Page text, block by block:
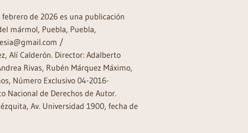
febrero de 2026 es una publicación
mármol, Puebla, Puebla,
/
Alí Calderón. Director: Adalberto
Rivas, Rubén Márquez Máximo,
Número Exclusivo 04-2016-
Nacional de Derechos de Autor.
Av. Universidad 1900, fecha de